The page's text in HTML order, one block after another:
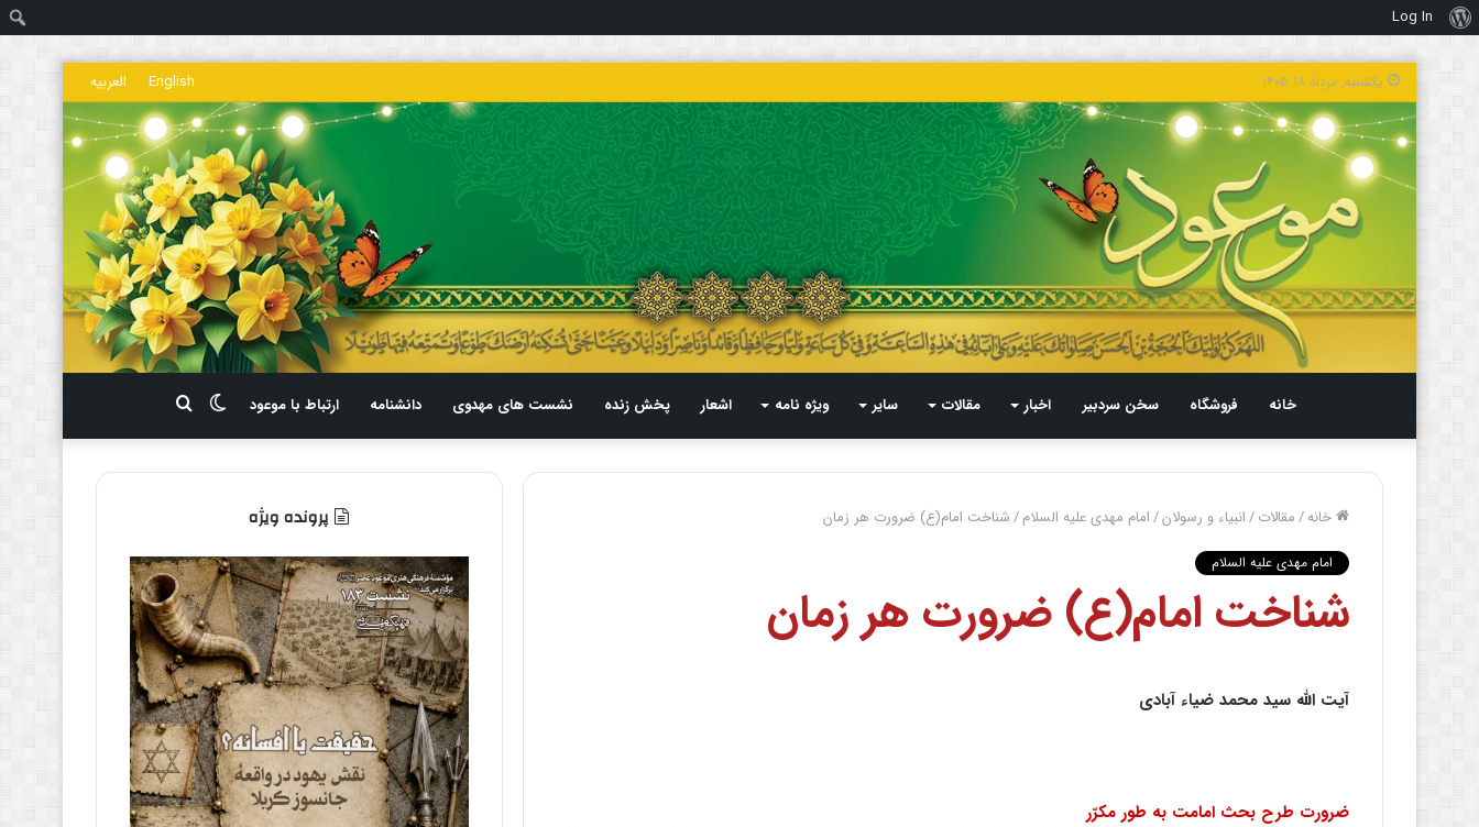
درباره
وردپرس
Log In
یکشنبه, مرداد ۱۸ ۱۴۰۵ English العربیه
خانه فروشگاه سخن سردبیر اخبار مقالات سایر ویژه نامه اشعار پخش زنده نشست های مهدوی دانشنامه ارتباط با موعود
برای
تغییر
پوسته
خانه/مقالات/انبیاء و رسولان/امام مهدی علیه السلام/شناخت امام(ع) ضرورت هر زمان
امام مهدی علیه السلام
شناخت امام(ع) ضرورت هر زمان
آیت الله سید محمد ضیاء آبادی
ضرورت طرح بحث امامت به طور مکرّر
پرونده ویژه